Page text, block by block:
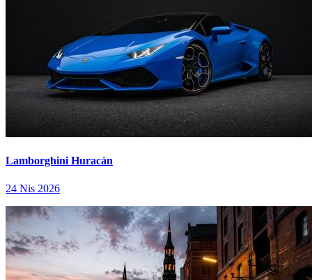
Lamborghini Huracán
24 Nis 2026